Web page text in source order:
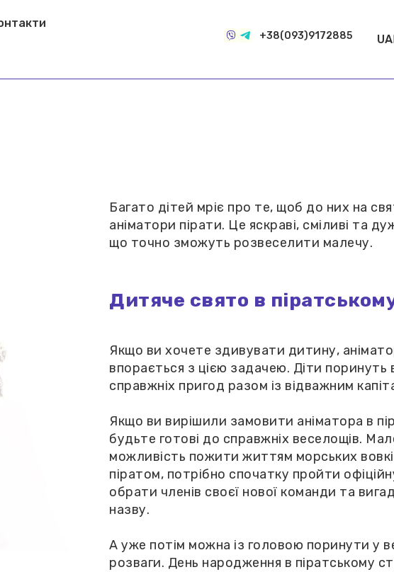
+38(093)9172885 UA
Багато дітей мріє про те, щоб до них на
аніматори пірати. Це яскраві, сміливі та
що точно зможуть розвеселити малечу.
Дитяче свято в
Якщо ви хочете здивувати дитину,
впорається з цією задачею. Діти
справжніх пригод разом із відважним
Якщо ви вирішили замовити аніматора в
будьте готові до справжніх веселощів.
можливість пожити життям морських
піратом, потрібно спочатку пройти
обрати членів своєї нової команди та
назву.
А уже потім можна із головою поринути у
розваги. День народження в піратському